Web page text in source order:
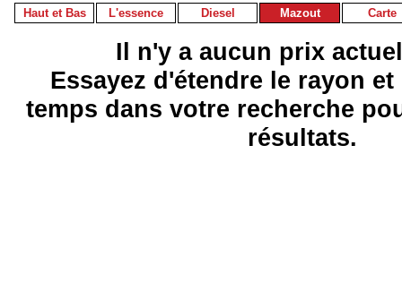
Haut et Bas L'essence Diesel Mazout Carte
Il n'y a aucun prix
Essayez d'étendre le rayon
temps dans votre recherche
résultats.